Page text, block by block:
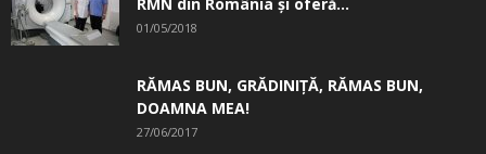
RMN din România și oferă...
01/05/2018
RĂMAS BUN, GRĂDINIŢĂ, ­RĂMAS BUN,
DOAMNA MEA!
27/06/2017